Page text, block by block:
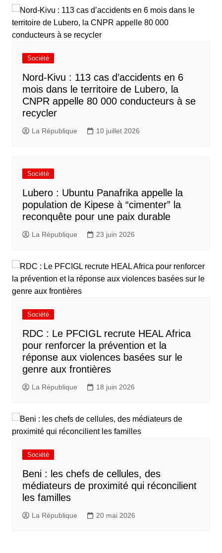
Société
Nord-Kivu : 113 cas d’accidents en 6
mois dans le territoire de Lubero, la
CNPR appelle 80 000 conducteurs à se
recycler
La République 10 juillet 2026
Société
Lubero : Ubuntu Panafrika appelle la
population de Kipese à “cimenter” la
reconquête pour une paix durable
La République 23 juin 2026
Société
RDC : Le PFCIGL recrute HEAL Africa
pour renforcer la prévention et la
réponse aux violences basées sur le
genre aux frontières
La République 18 juin 2026
Société
Beni : les chefs de cellules, des
médiateurs de proximité qui réconcilient
les familles
La République 20 mai 2026